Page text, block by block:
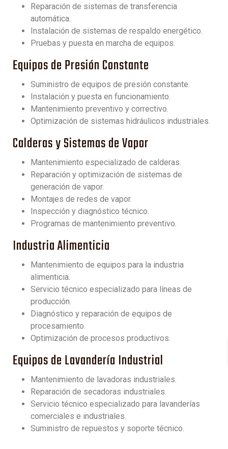
Reparación de sistemas de transferencia
automática.
Instalación de sistemas de respaldo energético.
Pruebas y puesta en marcha de equipos.
Equipos de Presión Constante
Suministro de equipos de presión constante.
Instalación y puesta en funcionamiento.
Mantenimiento preventivo y correctivo.
Optimización de sistemas hidráulicos industriales.
Calderas y Sistemas de Vapor
Mantenimiento especializado de calderas.
Reparación y optimización de sistemas de
generación de vapor.
Montajes de redes de vapor.
Inspección y diagnóstico técnico.
Programas de mantenimiento preventivo.
Industria Alimenticia
Mantenimiento de equipos para la industria
alimenticia.
Servicio técnico especializado para líneas de
producción.
Diagnóstico y reparación de equipos de
procesamiento.
Optimización de procesos productivos.
Equipos de Lavandería Industrial
Mantenimiento de lavadoras industriales.
Reparación de secadoras industriales.
Servicio técnico especializado para lavanderías
comerciales e industriales.
Suministro de repuestos y soporte técnico.